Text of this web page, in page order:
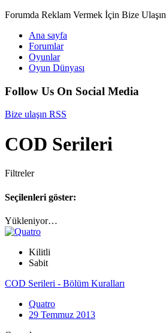
Forumda Reklam Vermek İçin Bize Ulaşın
Ana sayfa
Forumlar
Oyunlar
Oyun Dünyası
Follow Us On Social Media
Bize ulaşın RSS
COD Serileri
Filtreler
Seçilenleri göster:
Yükleniyor…
Kilitli
Sabit
COD Serileri - Bölüm Kuralları
Quatro
29 Temmuz 2013